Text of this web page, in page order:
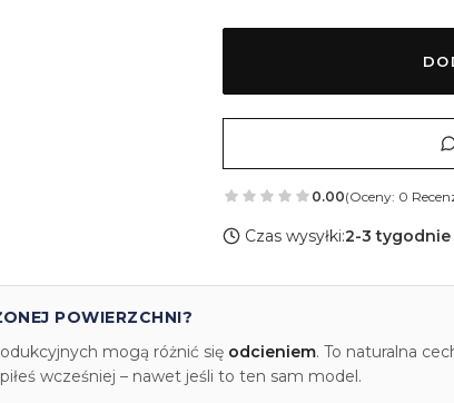
0.00(Oceny: 0
Czas wysyłki:2-3 tygodnie
POWIERZCHNI?
mogą różnić się odcieniem. To naturalna
wcześniej – nawet jeśli to ten sam model.